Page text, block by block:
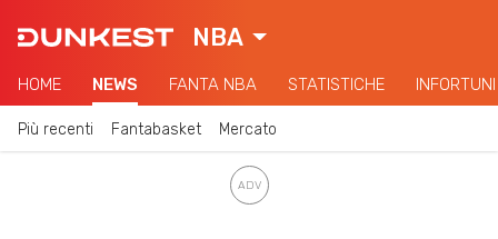
NBA
HOME NEWS FANTA NBA STATISTICHE INFORTUNI
Più recenti Fantabasket Mercato